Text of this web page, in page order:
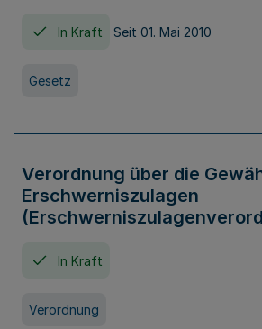
In Kraft Seit 01. Mai 2010
Gesetz
Verordnung über die
Erschwerniszulagen
In Kraft
Verordnung